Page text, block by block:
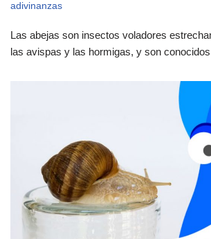
adivinanzas
Las abejas son insectos voladores
las avispas y las hormigas, y son